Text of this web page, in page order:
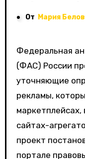
От Мария
Федеральная антимонопольная служба
(ФАС) России
уточняющие
рекламы,
маркетплейсах,
сайтах-
проект
портале